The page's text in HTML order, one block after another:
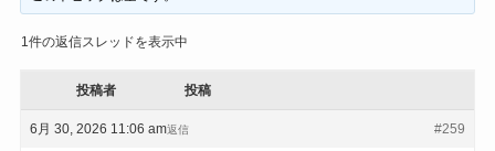
1件の返信スレッドを表示中
投稿者 投稿
6月 30, 2026 11:06 am #259
返信